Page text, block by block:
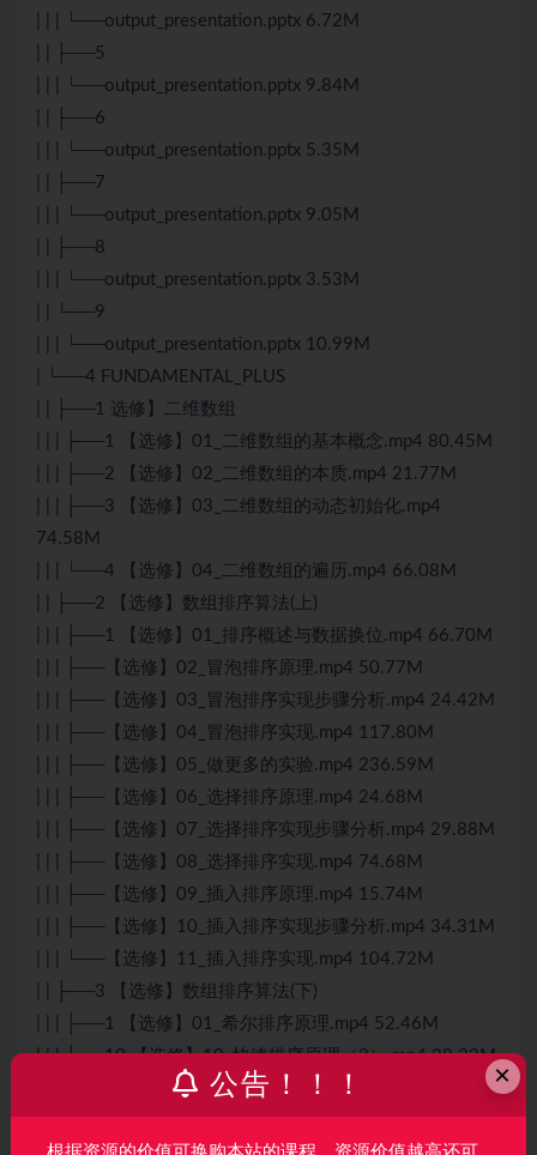
| | | └──output_presentation.pptx 6.72M
| | ├──5
| | | └──output_presentation.pptx 9.84M
| | ├──6
| | | └──output_presentation.pptx 5.35M
| | ├──7
| | | └──output_presentation.pptx 9.05M
| | ├──8
| | | └──output_presentation.pptx 3.53M
| | └──9
| | | └──output_presentation.pptx 10.99M
| └──4 FUNDAMENTAL_PLUS
| | ├──1 选修】二维数组
| | | ├──1 【选修】01_二维数组的基本概念.mp4 80.45M
| | | ├──2 【选修】02_二维数组的本质.mp4 21.77M
| | | ├──3 【选修】03_二维数组的动态初始化.mp4
74.58M
| | | └──4 【选修】04_二维数组的遍历.mp4 66.08M
| | ├──2 【选修】数组排序算法(上)
| | | ├──1 【选修】01_排序概述与数据换位.mp4 66.70M
| | | ├──【选修】02_冒泡排序原理.mp4 50.77M
| | | ├──【选修】03_冒泡排序实现步骤分析.mp4 24.42M
| | | ├──【选修】04_冒泡排序实现.mp4 117.80M
| | | ├──【选修】05_做更多的实验.mp4 236.59M
| | | ├──【选修】06_选择排序原理.mp4 24.68M
| | | ├──【选修】07_选择排序实现步骤分析.mp4 29.88M
| | | ├──【选修】08_选择排序实现.mp4 74.68M
| | | ├──【选修】09_插入排序原理.mp4 15.74M
| | | ├──【选修】10_插入排序实现步骤分析.mp4 34.31M
| | | └──【选修】11_插入排序实现.mp4 104.72M
| | ├──3 【选修】数组排序算法(下)
| | | ├──1 【选修】01_希尔排序原理.mp4 52.46M
| | | ├──10 【选修】10_快速排序原理（2）.mp4 28.32M
| | | ├──11 【选修】11_快速排序实现步骤解析（2）.mp4
31.65M
×
公告！！！